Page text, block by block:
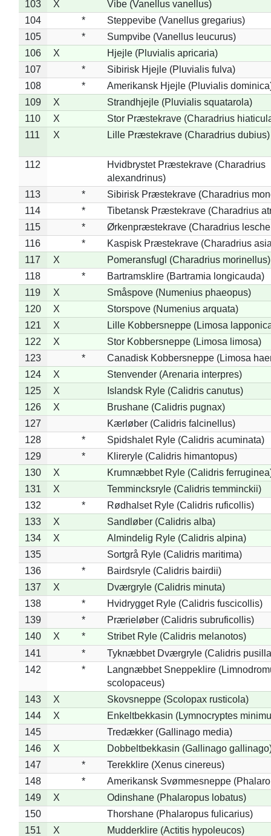
103 X
Vibe (Vanellus vanellus)
104
*
Steppevibe (Vanellus gregarius)
105
*
Sumpvibe (Vanellus leucurus)
106
X
Hjejle (Pluvialis apricaria)
107
*
Sibirisk Hjejle (Pluvialis fulva)
108
*
Amerikansk Hjejle (Pluvialis
109
X
Strandhjejle (Pluvialis squatarola)
110
X
Stor Præstekrave (Charadrius
111
X Lille Præstekrave (Charadrius dubius)
112
Hvidbrystet Præstekrave (Charadrius
alexandrinus)
113
*
Sibirisk Præstekrave (Charadrius
114
*
Tibetansk Præstekrave (Charadrius
115
*
Ørkenpræstekrave (Charadrius
116
*
Kaspisk Præstekrave (Charadrius
117
X
Pomeransfugl (Charadrius morinellus)
118
*
Bartramsklire (Bartramia longicauda)
119
X
Småspove (Numenius phaeopus)
120
X
Storspove (Numenius arquata)
121
X
Lille Kobbersneppe (Limosa
122
X
Stor Kobbersneppe (Limosa limosa)
123
*
Canadisk Kobbersneppe (Limosa
124
X
Stenvender (Arenaria interpres)
125
X
Islandsk Ryle (Calidris canutus)
126
X
Brushane (Calidris pugnax)
127
Kærløber (Calidris falcinellus)
128
*
Spidshalet Ryle (Calidris acuminata)
129
*
Klireryle (Calidris himantopus)
130
X
Krumnæbbet Ryle (Calidris
131
X
Temmincksryle (Calidris temminckii)
132
*
Rødhalset Ryle (Calidris ruficollis)
133
X
Sandløber (Calidris alba)
134
X
Almindelig Ryle (Calidris alpina)
135
Sortgrå Ryle (Calidris maritima)
136
*
Bairdsryle (Calidris bairdii)
137
X
Dværgryle (Calidris minuta)
138
*
Hvidrygget Ryle (Calidris fuscicollis)
139
*
Prærieløber (Calidris subruficollis)
140
X *
Stribet Ryle (Calidris melanotos)
141
*
Tyknæbbet Dværgryle (Calidris
142
*
Langnæbbet Sneppeklire
scolopaceus)
143
X
Skovsneppe (Scolopax rusticola)
144
X
Enkeltbekkasin (Lymnocryptes
145
Tredækker (Gallinago media)
146
X
Dobbeltbekkasin (Gallinago
147
*
Terekklire (Xenus cinereus)
148
*
Amerikansk Svømmesneppe
149
X
Odinshane (Phalaropus lobatus)
150
Thorshane (Phalaropus fulicarius)
151
X
Mudderklire (Actitis hypoleucos)